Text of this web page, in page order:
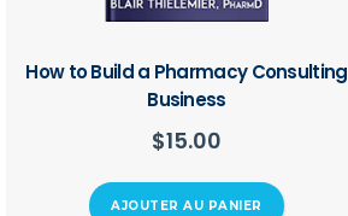
How to Build a Pharmacy Consulting
Business
$15.00
AJOUTER AU PANIER